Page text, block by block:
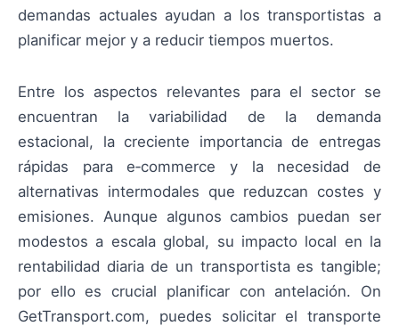
demandas actuales ayudan a los transportistas a
planificar mejor y a reducir tiempos muertos.
Entre los aspectos relevantes para el sector se
encuentran la variabilidad de la demanda
estacional, la creciente importancia de entregas
rápidas para e‑commerce y la necesidad de
alternativas intermodales que reduzcan costes y
emisiones. Aunque algunos cambios puedan ser
modestos a escala global, su impacto local en la
rentabilidad diaria de un transportista es tangible;
por ello es crucial planificar con antelación. On
GetTransport.com, puedes solicitar el transporte